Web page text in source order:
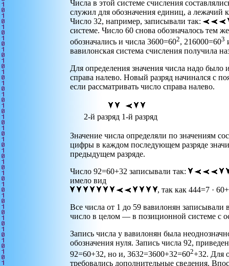
Числа в этой системе счисления
служил для обозначения единиц, а
Число 32, например, записывали так:
системе. Число 60 снова обозначалось тем
обозначались и числа 3600=602, 216000=603
вавилонская система счисления получила
Для определения значения числа надо было
справа налево. Новый разряд начинался с
если рассматривать число справа налево.
2-й разряд 1-й разряд
Значение числа определяли по значениям
цифры в каждом последующем разряде
предыдущем разряде.
Число 92=60+32 записывали так:
имело вид
, так как 444=7 ·
Все числа от 1 до 59 вавилонян записывали
число в целом — в позиционной системе с
Запись числа у вавилонян была
обозначения нуля. Запись числа 92,
92=60+32, но и, 3632=3600+32=602+32. Для
требовались дополнительные сведения.